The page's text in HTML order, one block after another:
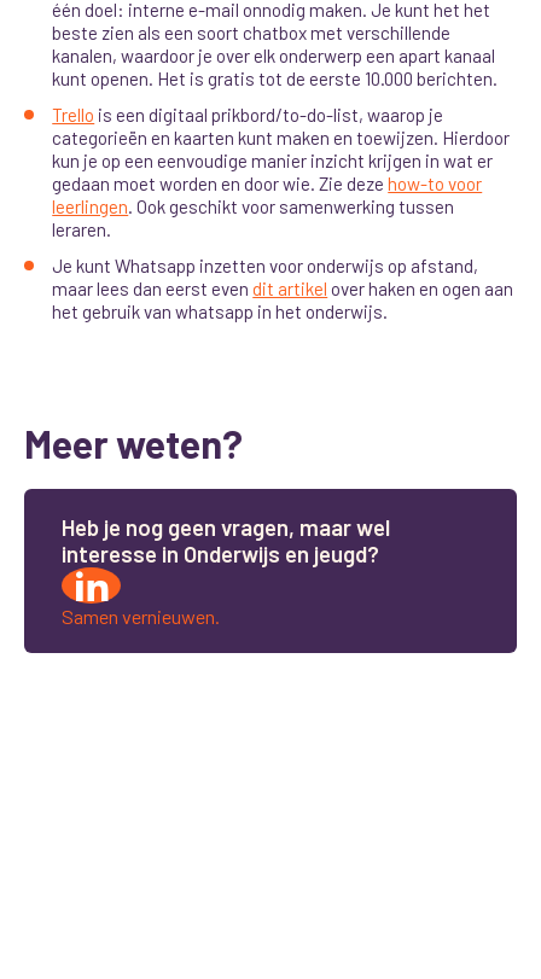
één doel: interne e-mail onnodig maken. Je kunt het het
beste zien als een soort chatbox met verschillende
kanalen, waardoor je over elk onderwerp een apart kanaal
kunt openen. Het is gratis tot de eerste 10.000 berichten.
Trello is een digitaal prikbord/to-do-list, waarop je
categorieën en kaarten kunt maken en toewijzen. Hierdoor
kun je op een eenvoudige manier inzicht krijgen in wat er
gedaan moet worden en door wie. Zie dezehow-to voor
leerlingen. Ook geschikt voor samenwerking tussen
leraren.
Je kunt Whatsapp inzetten voor onderwijs op afstand,
maar lees dan eerst evendit artikel over haken en ogen aan
het gebruik van whatsapp in het onderwijs.
Meer weten?
Heb je nog geen vragen, maarwel
interesse in Onderwijs en jeugd?
Samen vernieuwen.